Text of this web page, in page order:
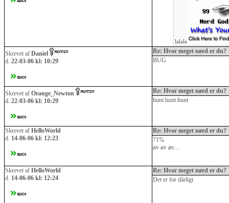
lalala
Skrevet af Daniel
d. 22-03-06 kl: 10:29
Re: Hvor meget nørd er du?
BUG
Skrevet af Orange_Newton
d. 22-03-06 kl: 10:29
Re: Hvor meget nørd er du?
hunt hunt hunt
Skrevet af HelloWorld
d. 14-06-06 kl: 12:23
Re: Hvor meget nørd er du?
71%
øv øv øv....
Skrevet af HelloWorld
d. 14-06-06 kl: 12:24
Re: Hvor meget nørd er du?
Det er for dårligt